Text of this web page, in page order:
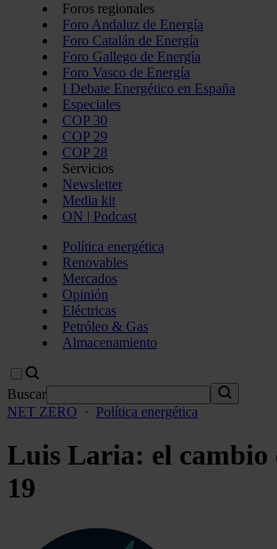
Foros regionales
Foro Andaluz de Energía
Foro Catalán de Energía
Foro Gallego de Energía
Foro Vasco de Energía
I Debate Energético en España
Especiales
COP 30
COP 29
COP 28
Servicios
Newsletter
Media kit
ON | Podcast
Política energética
Renovables
Mercados
Opinión
Eléctricas
Petróleo & Gas
Almacenamiento
Buscar
NET ZERO
· Política energética
Luis Laria: el cambio
19